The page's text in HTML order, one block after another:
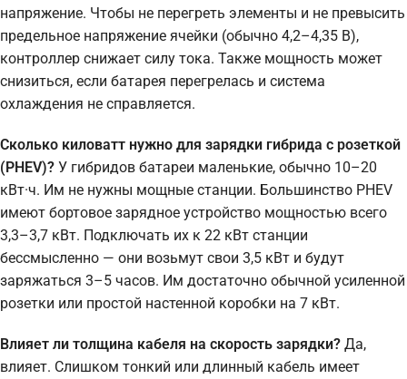
напряжение. Чтобы не перегреть элементы и не превысить
предельное напряжение ячейки (обычно 4,2–4,35 В),
контроллер снижает силу тока. Также мощность может
снизиться, если батарея перегрелась и система
охлаждения не справляется.
Сколько киловатт нужно для зарядки гибрида с розеткой
(PHEV)? У гибридов батареи маленькие, обычно 10–20
кВт·ч. Им не нужны мощные станции. Большинство PHEV
имеют бортовое зарядное устройство мощностью всего
3,3–3,7 кВт. Подключать их к 22 кВт станции
бессмысленно — они возьмут свои 3,5 кВт и будут
заряжаться 3–5 часов. Им достаточно обычной усиленной
розетки или простой настенной коробки на 7 кВт.
Влияет ли толщина кабеля на скорость зарядки? Да,
влияет. Слишком тонкий или длинный кабель имеет